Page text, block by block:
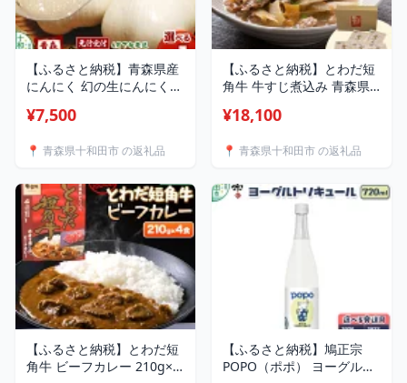
【ふるさと納税】青森県産
にんにく 幻の生にんにく
／1kg（約10〜20玉）】
新人商店 稀少 ニンニク 今
¥7,500
📍 青森県十和田市 の返礼品
【ふるさと納税】とわだ短
角牛 牛すじ煮込み 青森県
牛楽館 [国産 ぎゅうすじ レ
¥18,100
📍 青森県十和田市 の返礼品
【ふるさと納税】とわだ短
角牛 ビーフカレー 210g×4
【ふるさと納税】鳩正宗
POPO（ポポ） ヨーグルト